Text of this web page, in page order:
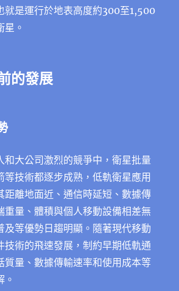
就是運行於地表高度約300至1,500
星。
的發展
和大公司激烈的競爭中，衛星批量
等技術都逐步成熟，低軌衛星應用
距離地面近、通信時延短、數據傳
重量、體積與個人移動設備相差無
及等優勢日趨明顯。隨著現代移動
技術的飛速發展，制約早期低軌通
質量、數據傳輸速率和使用成本等
。